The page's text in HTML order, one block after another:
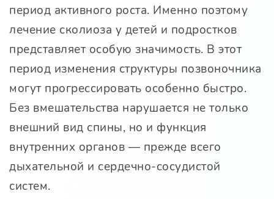
период активного роста. Именно поэтому
лечение сколиоза у детей и подростков
представляет особую значимость. В этот
период изменения структуры позвоночника
могут прогрессировать особенно быстро.
Без вмешательства нарушается не только
внешний вид спины, но и функция
внутренних органов — прежде всего
дыхательной и сердечно-сосудистой
систем.